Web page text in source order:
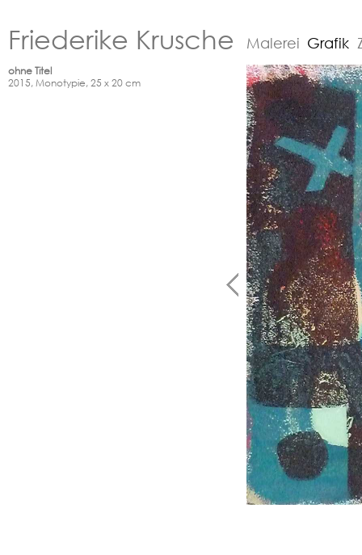
Friederike Krusche Malerei Grafik
ohne Titel
2015, Monotypie, 25 x 20 cm